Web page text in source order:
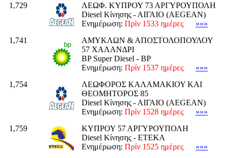
1,729
ΛΕΩΦ. ΚΥΠΡΟΥ 73 ΑΡΓΥΡΟΥΠΟΛΗ
Diesel Κίνησης - ΑΙΓΑΙΟ (AEGEAN)
Ενημέρωση: Πρίν 1533 ημέρες
»»»
1,741
ΑΜΥΚΛΩΝ & ΑΠΟΣΤΟΛΟΠΟΥΛΟΥ
57 ΧΑΛΑΝΔΡΙ
BP Super Diesel - BP
Ενημέρωση: Πρίν 1537 ημέρες
»»»
1,754
ΛΕΩΦΟΡΟΣ ΚΑΛΑΜΑΚΙΟΥ ΚΑΙ
ΘΕΟΜΗΤΟΡΟΣ 85
Diesel Κίνησης - ΑΙΓΑΙΟ (AEGEAN)
Ενημέρωση: Πρίν 1528 ημέρες
»»»
1,759
ΚΥΠΡΟΥ 57 ΑΡΓΥΡΟΥΠΟΛΗ
Diesel Κίνησης - ΕΤΕΚΑ
Ενημέρωση: Πρίν 1525 ημέρες
»»»